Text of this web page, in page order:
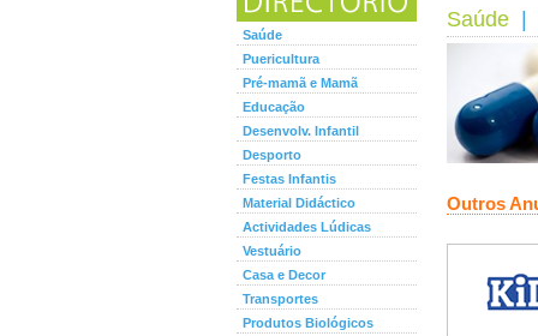
Saúde
Puericultura
Pré-mamã e Mamã
Educação
Desenvolv. Infantil
Desporto
Festas Infantis
Material Didáctico
Actividades Lúdicas
Vestuário
Casa e Decor
Transportes
Produtos Biológicos
Saúde |
Outros